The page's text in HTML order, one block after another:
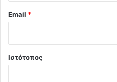
Email *
Ιστότοπος